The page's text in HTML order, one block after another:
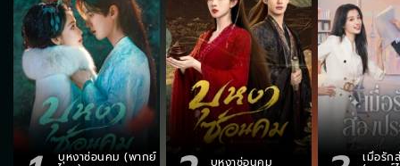
บุหงาซ่อนคม (พากย์ บุหงาซ่อนคม เมื่อรัก